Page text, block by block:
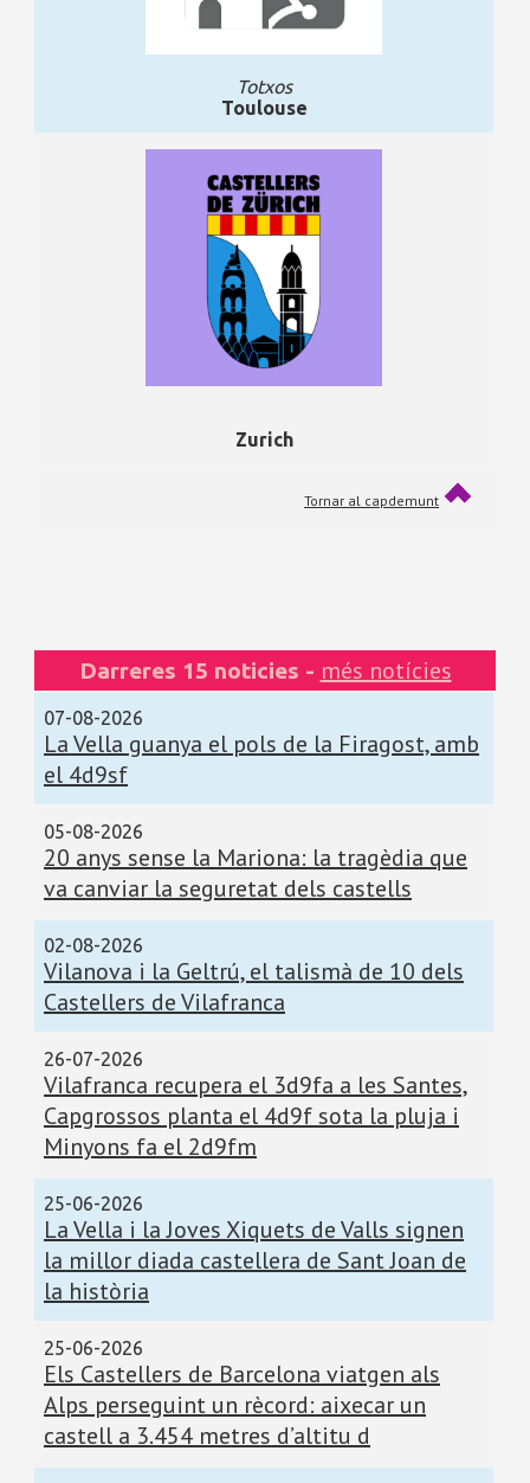
Totxos
Toulouse
Zurich
Tornar al capdemunt
Darreres 15 noticies - més notícies
07-08-2026
La Vella guanya el pols de la Firagost, amb
el 4d9sf
05-08-2026
20 anys sense la Mariona: la tragèdia que
va canviar la seguretat dels castells
02-08-2026
Vilanova i la Geltrú, el talismà de 10 dels
Castellers de Vilafranca
26-07-2026
Vilafranca recupera el 3d9fa a les Santes,
Capgrossos planta el 4d9f sota la pluja i
Minyons fa el 2d9fm
25-06-2026
La Vella i la Joves Xiquets de Valls signen
la millor diada castellera de Sant Joan de
la història
25-06-2026
Els Castellers de Barcelona viatgen als
Alps perseguint un rècord: aixecar un
castell a 3.454 metres d’altitu d